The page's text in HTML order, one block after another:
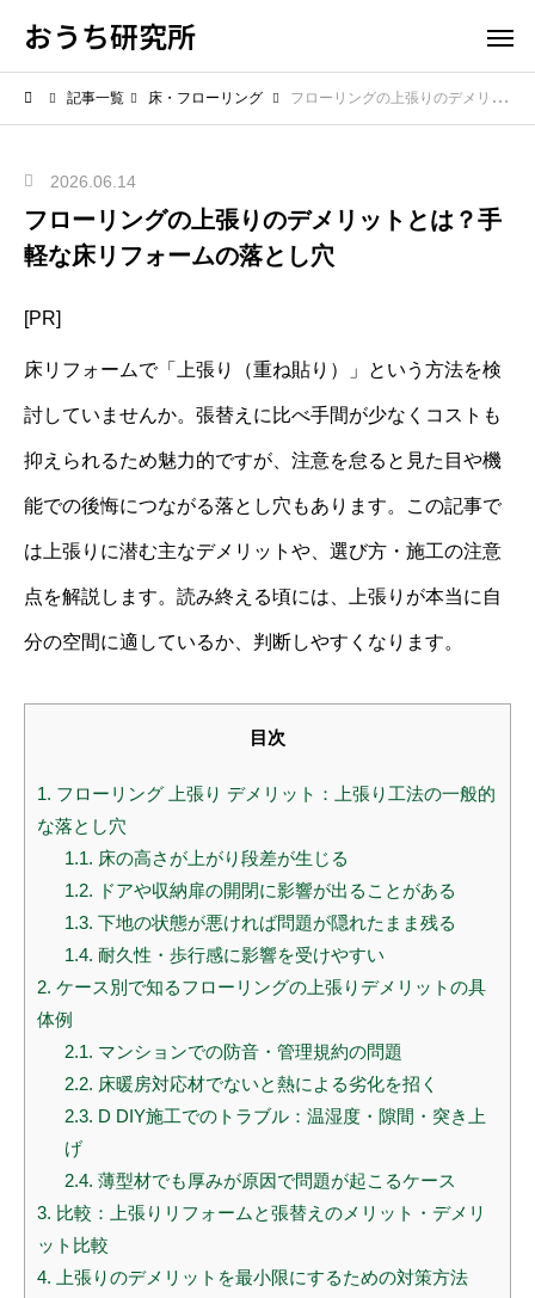
おうち研究所
記事一覧 床・フローリング フローリングの上張りのデメリットとは？手軽な床リフォームの落とし穴
2026.06.14
フローリングの上張りのデメリットとは？手
軽な床リフォームの落とし穴
[PR]
床リフォームで「上張り（重ね貼り）」という方法を検
討していませんか。張替えに比べ手間が少なくコストも
抑えられるため魅力的ですが、注意を怠ると見た目や機
能での後悔につながる落とし穴もあります。この記事で
は上張りに潜む主なデメリットや、選び方・施工の注意
点を解説します。読み終える頃には、上張りが本当に自
分の空間に適しているか、判断しやすくなります。
目次
1. フローリング 上張り デメリット：上張り工法の一般的
な落とし穴
1.1. 床の高さが上がり段差が生じる
1.2. ドアや収納扉の開閉に影響が出ることがある
1.3. 下地の状態が悪ければ問題が隠れたまま残る
1.4. 耐久性・歩行感に影響を受けやすい
2. ケース別で知るフローリングの上張りデメリットの具
体例
2.1. マンションでの防音・管理規約の問題
2.2. 床暖房対応材でないと熱による劣化を招く
2.3. D DIY施工でのトラブル：温湿度・隙間・突き上
げ
2.4. 薄型材でも厚みが原因で問題が起こるケース
3. 比較：上張りリフォームと張替えのメリット・デメリ
ット比較
4. 上張りのデメリットを最小限にするための対策方法